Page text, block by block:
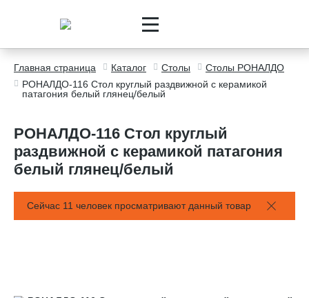
Главная страница Каталог Столы
Столы РОНАЛДО
РОНАЛДО-116 Стол круглый раздвижной с керамикой
патагония белый глянец/белый
РОНАЛДО-116 Стол круглый
раздвижной с керамикой патагония
белый глянец/белый
Сейчас 11 человек просматривают данный товар